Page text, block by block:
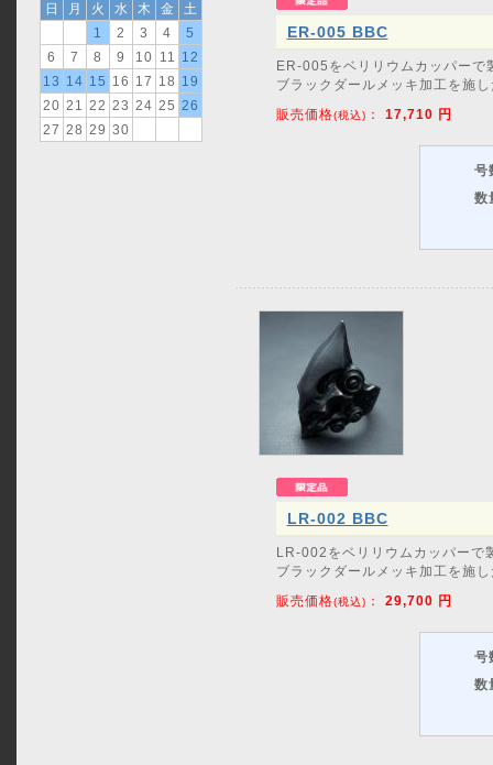
日
月 火 水 木 金
土
1
2 3 4
5
6
7 8 9 10 11
12
13
14 15 16 17 18
19
20 21 22 23 24 25
26
27
28 29 30
ER-005 BBC
ER-005をベリリウムカッパーで
ブラックダールメッキ加工を施
販売価格(税込) ： 17,710 円
号
数
LR-002 BBC
LR-002をベリリウムカッパーで
ブラックダールメッキ加工を施
販売価格(税込) ： 29,700 円
号
数